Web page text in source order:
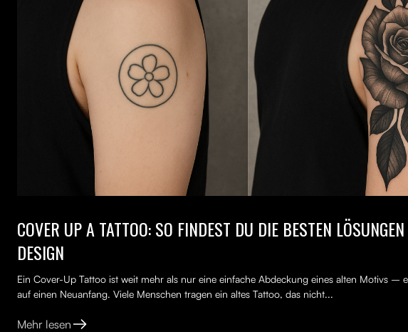
COVER UP A TATTOO: SO FINDEST DU DIE BESTEN
DESIGN
Ein Cover-Up Tattoo ist weit mehr als nur eine einfache Abdeckung eines alten Motivs –
auf einen Neuanfang. Viele Menschen tragen ein altes Tattoo, das nicht...
Mehr lesen